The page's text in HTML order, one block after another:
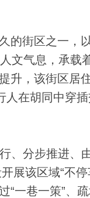
街区之一，
文气息，承载
升，该街区居
人在胡同中穿
分步推进、
展该区域“不
“一巷一策”、